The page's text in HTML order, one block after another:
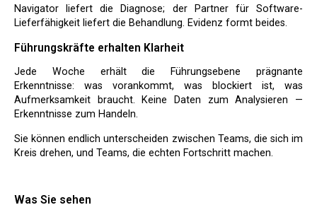
Navigator liefert die Diagnose; der Partner für Software-
Lieferfähigkeit liefert die Behandlung. Evidenz formt beides.
Führungskräfte erhalten Klarheit
Jede Woche erhält die Führungsebene prägnante
Erkenntnisse: was vorankommt, was blockiert ist, was
Aufmerksamkeit braucht. Keine Daten zum Analysieren —
Erkenntnisse zum Handeln.
Sie können endlich unterscheiden zwischen Teams, die sich im
Kreis drehen, und Teams, die echten Fortschritt machen.
Was Sie sehen